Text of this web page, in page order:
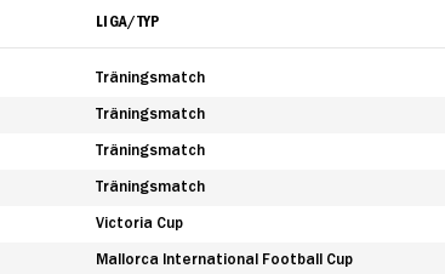
LIGA/TYP
Träningsmatch
Träningsmatch
Träningsmatch
Träningsmatch
Victoria Cup
Mallorca International Football Cup